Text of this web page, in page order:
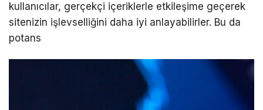
kullanıcılar, gerçekçi içeriklerle etkileşime geçerek
sitenizin işlevselliğini daha iyi anlayabilirler. Bu da
potans